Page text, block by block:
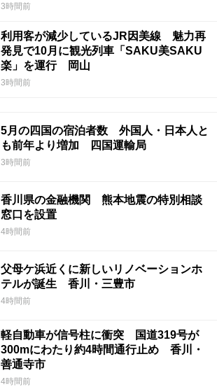
3時間前
利用客が減少しているJR因美線 魅力再
発見で10月に観光列車「SAKU美SAKU
楽」を運行 岡山
3時間前
5月の四国の宿泊者数 外国人・日本人と
も前年より増加 四国運輸局
3時間前
香川県の金融機関 熊本地震の特別相談
窓口を設置
4時間前
父母ケ浜近くに新しいリノベーションホ
テルが誕生 香川・三豊市
4時間前
軽自動車が信号柱に衝突 国道319号が
300mにわたり約4時間通行止め 香川・
善通寺市
4時間前